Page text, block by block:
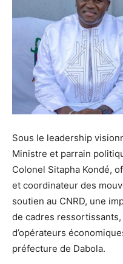
Sous le leadership
Ministre et parrain
Colonel Sitapha Kondé,
et coordinateur des
soutien au CNRD, une
de cadres ressortissants,
d’opérateurs
préfecture de Dabola.